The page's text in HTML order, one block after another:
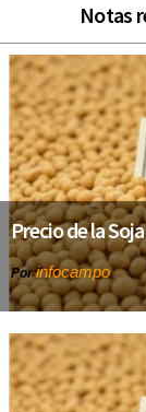
Notas
Precio de la
Porinfocampo